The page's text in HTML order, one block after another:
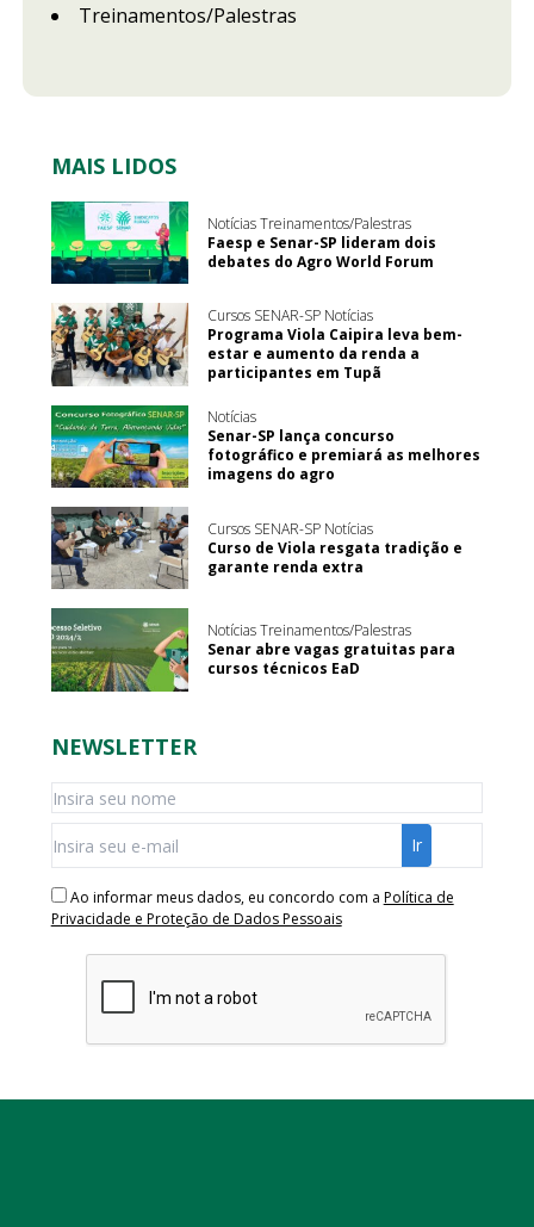
Treinamentos/Palestras
MAIS LIDOS
Notícias Treinamentos/Palestras
Faesp e Senar-SP lideram dois
debates do Agro World Forum
Cursos SENAR-SP Notícias
Programa Viola Caipira leva bem-
estar e aumento da renda a
participantes em Tupã
Notícias
Senar-SP lança concurso
fotográfico e premiará as melhores
imagens do agro
Cursos SENAR-SP Notícias
Curso de Viola resgata tradição e
garante renda extra
Notícias Treinamentos/Palestras
Senar abre vagas gratuitas para
cursos técnicos EaD
NEWSLETTER
Ao informar meus dados, eu concordo com a Política de
Privacidade e Proteção de Dados Pessoais